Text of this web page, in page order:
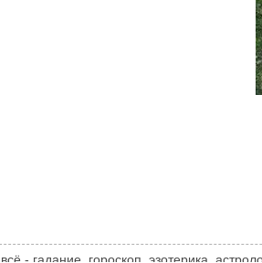
- гадание, гороскоп, эзотерика,